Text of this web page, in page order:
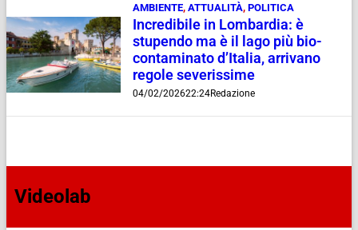
AMBIENTE, ATTUALITÀ, POLITICA
Incredibile in Lombardia: è
stupendo ma è il lago più bio-
contaminato d’Italia, arrivano
regole severissime
04/02/202622:24Redazione
Videolab